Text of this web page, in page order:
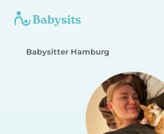
Babysitter Hamburg